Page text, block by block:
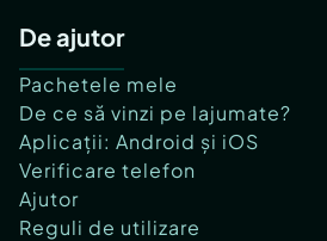
De ajutor
Pachetele mele
De ce să vinzi pe lajumate?
Aplicații: Android și iOS
Verificare telefon
Ajutor
Reguli de utilizare